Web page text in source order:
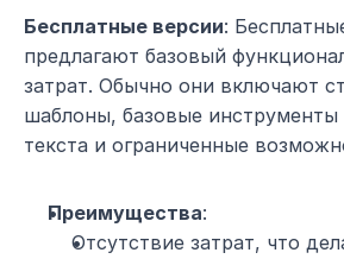
Бесплатные версии:
предлагают базовый
затрат. Обычно они включают
шаблоны, базовые инструменты
текста и ограниченные
Преимущества:
Отсутствие затрат, что